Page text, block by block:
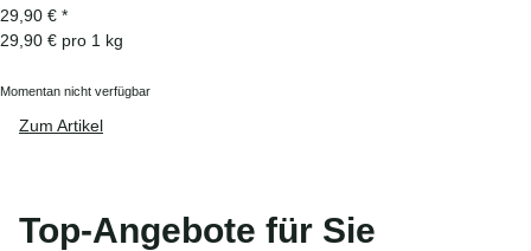
29,90 € *
29,90 € pro 1 kg
Momentan nicht verfügbar
Zum Artikel
Top-Angebote für Sie